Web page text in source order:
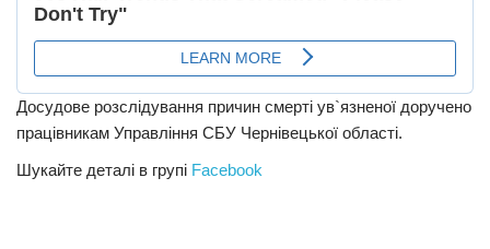
Досудове розслідування причин смерті ув`язненої доручено
працівникам Управління СБУ Чернівецької області.
Шукайте деталі в групі Facebook